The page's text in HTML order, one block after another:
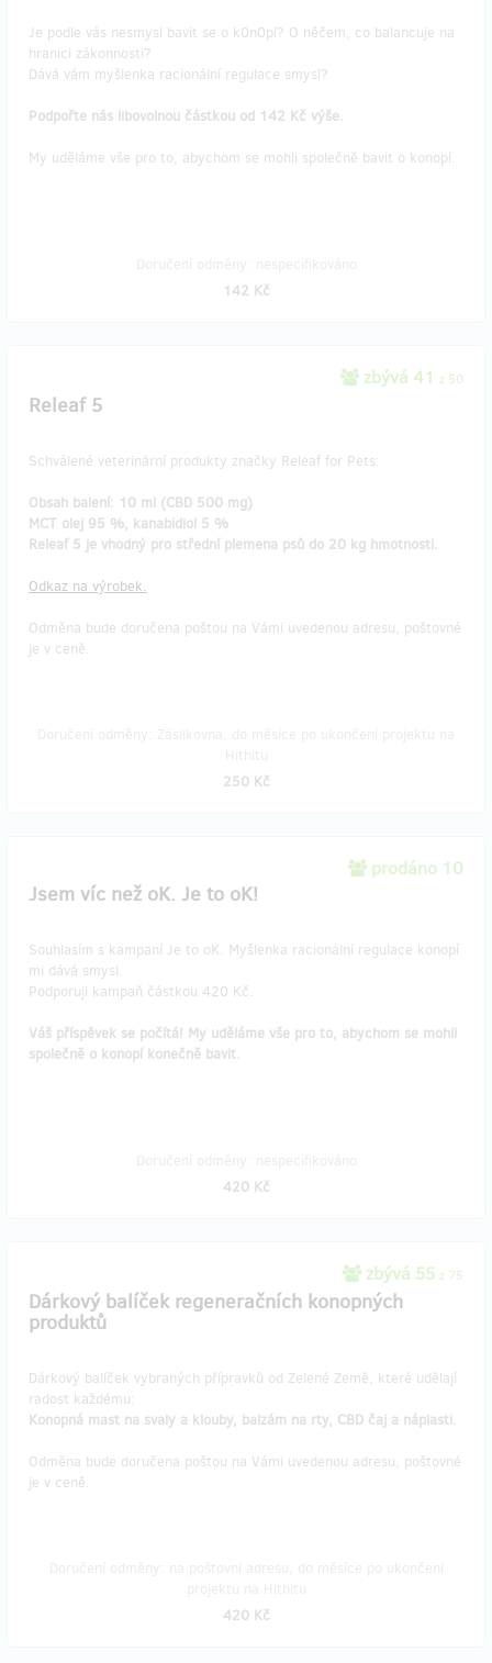
Je podle vás nesmysl bavit se o k0n0pí? O něčem, co balancuje na
hranici zákonnosti?
Dává vám myšlenka racionální regulace smysl?
Podpořte nás libovolnou částkou od 142 Kč výše.
My uděláme vše pro to, abychom se mohli společně bavit o konopí.
142 Kč
zbývá 41 z 50
Releaf 5
Schválené veterinární produkty značky Releaf for Pets:
Obsah balení: 10 ml (CBD 500 mg)
MCT olej 95 %, kanabidiol 5 %
Releaf 5 je vhodný pro střední plemena psů do 20 kg hmotnosti.
Odkaz na výrobek.
Odměna bude doručena poštou na Vámi uvedenou adresu, poštovné
je v ceně.
250 Kč
prodáno 10
Jsem víc než oK. Je to oK!
Souhlasím s kampaní Je to oK. Myšlenka racionální regulace konopí
mi dává smysl.
Podporuji kampaň částkou 420 Kč.
Váš příspěvek se počítá! My uděláme vše pro to, abychom se mohli
společně o konopí konečně bavit.
420 Kč
zbývá 55 z 75
Dárkový balíček regeneračních konopných
produktů
Dárkový balíček vybraných přípravků od Zelené Země, které udělají
radost každému:
Konopná mast na svaly a klouby, balzám na rty, CBD čaj a náplasti.
Odměna bude doručena poštou na Vámi uvedenou adresu, poštovné
je v ceně.
420 Kč